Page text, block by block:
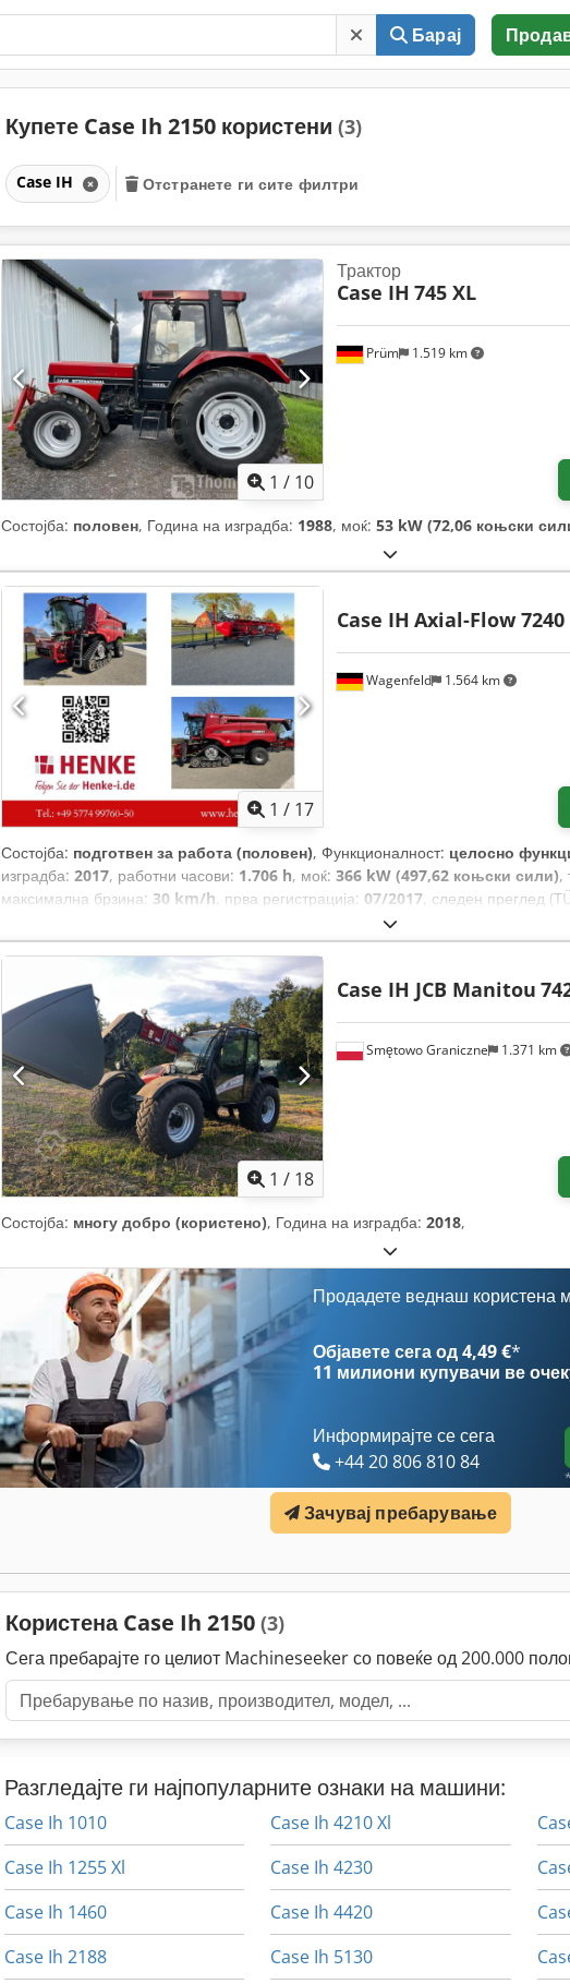
Барај
Купете Case Ih 2150 користени (3)
Case IH Отстранете ги сите филтри
1 / 10
Prüm 1.519 km
Трактор
Case IH 745 XL
Состојба: половен, Година на изградба: 1988, моќ: 53 kW (72,06 коњски
1 / 17
Wagenfeld 1.564 km
Case IH Axial-Flow 7240
Состојба: подготвен за работа (половен), Функционалност: целосно
изградба: 2017, работни часови: 1.706 h, моќ: 366 kW (497,62 коњски сили),
максимална брзина: 30 km/h, прва регистрација: 07/2017, следен преглед
YHG233775
силовина, осветлување, приклучок за приколка,
1 / 18
Smętowo Graniczne 1.371 km
Case IH JCB Manitou
Состојба: многу добро (користено), Година на изградба: 2018,
Продадете веднаш користена
Објавете сега од 4,49 €*
11 милиони купувачи ве
Информирајте се сега
+44 20 806 810 84
Зачувај пребарување
Користена Case Ih 2150 (3)
Сега пребарајте го целиот Machineseeker со повеќе од 200.000
Разгледајте ги најпопуларните ознаки на машини:
Case Ih 1010
Case Ih 1255 Xl
Case Ih 1460
Case Ih 2188
Case Ih 4210 Xl
Case Ih 4230
Case Ih 4420
Case Ih 5130